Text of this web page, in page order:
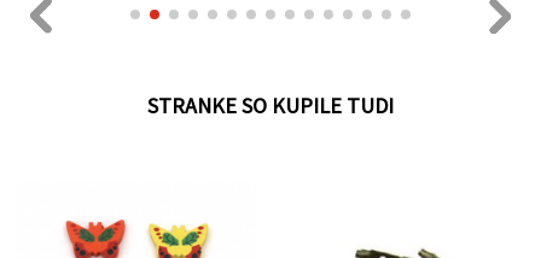
STRANKE SO KUPILE TUDI